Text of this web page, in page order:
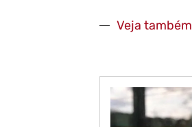
Veja também